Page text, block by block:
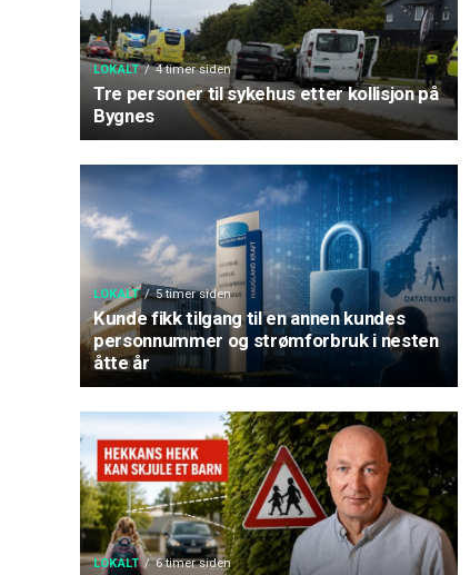
LOKALT 4 timer siden
Tre personer til sykehus etter kollisjon på
Bygnes
LOKALT 5 timer siden
Kunde fikk tilgang til en annen kundes
personnummer og strømforbruk i nesten
åtte år
LOKALT 6 timer siden